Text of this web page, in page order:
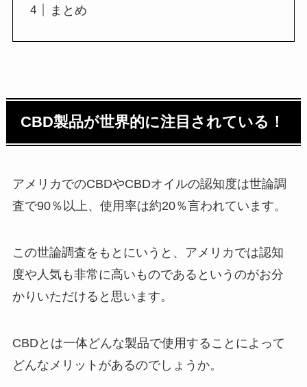
まとめ
CBD製品が世界的に注目されている！
アメリカでのCBDやCBDオイルの認知度は世論調
査で90％以上、使用率は約20％言われています。
この世論調査をもとにいうと、アメリカでは認知
度や人気も非常に高いものであるというのがお分
かりいただけると思います。
CBDとは一体どんな製品で使用することによって
どんなメリットがあるのでしょうか。